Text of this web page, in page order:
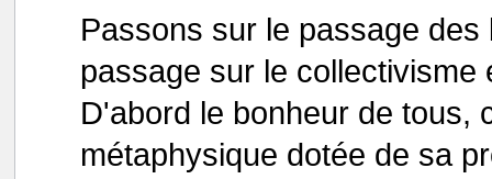
Passons sur le passage
passage sur le collectivisme
D'abord le bonheur de tous,
métaphysique dotée de sa